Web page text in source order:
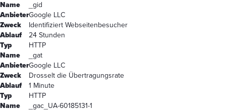
Name
_gid
AnbieterGoogle LLC
Zweck
Identifiziert Webseitenbesucher
Ablauf
24 Stunden
Typ
HTTP
Name
_gat
AnbieterGoogle LLC
Zweck
Drosselt die Übertragungsrate
Ablauf
1 Minute
Typ
HTTP
Name
_gac_UA-60185131-1